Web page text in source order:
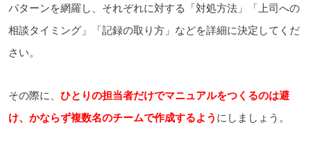
パターンを網羅し、それぞれに対する「対処方法」「上司への
相談タイミング」「記録の取り方」などを詳細に決定してくだ
さい。
その際に、 ひとりの担当者だけでマニュアルをつくるのは避
け、かならず複数名のチームで作成するよう にしましょう。